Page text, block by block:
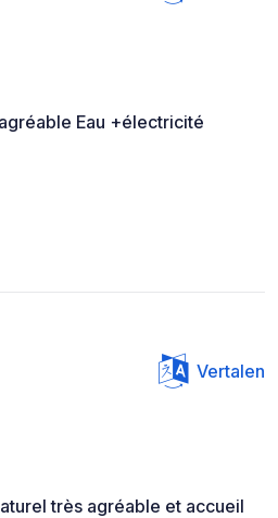
Eau +électricité
Vertalen
très agréable et accueil